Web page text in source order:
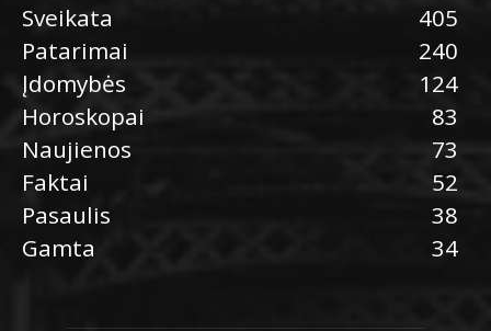
Sveikata
405
Patarimai
240
Įdomybės
124
Horoskopai
83
Naujienos
73
Faktai
52
Pasaulis
38
Gamta
34